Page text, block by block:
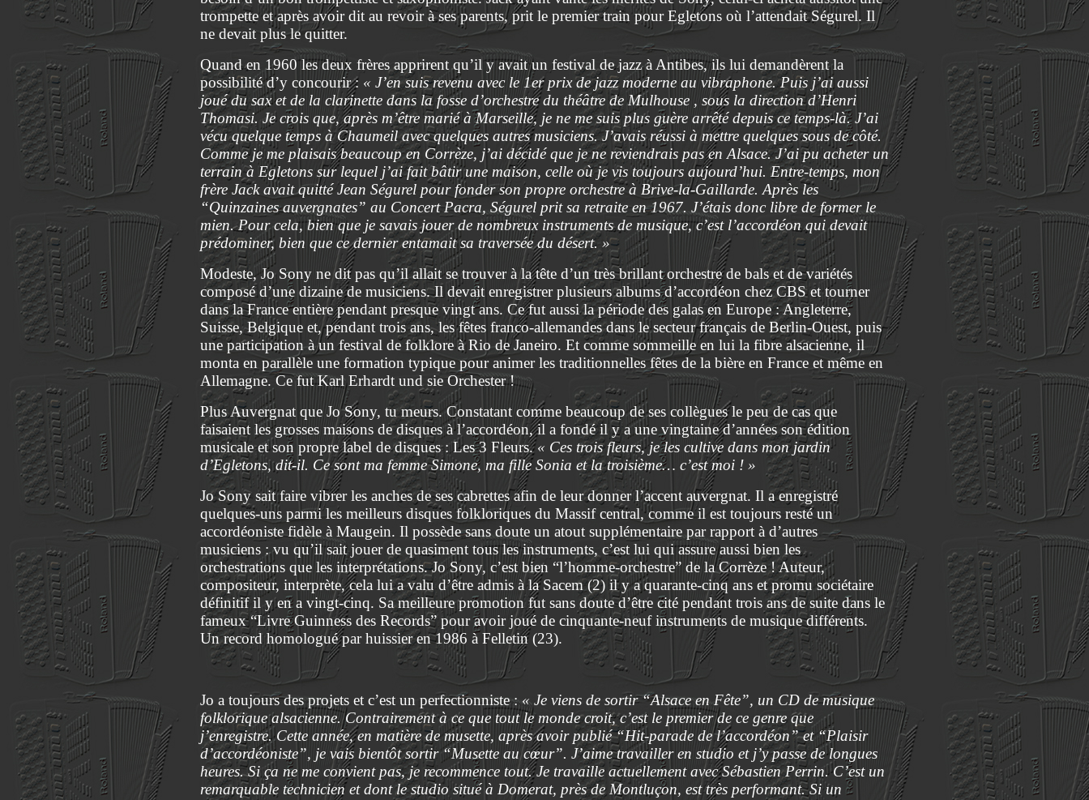
trompette et après avoir dit au revoir à ses parents, prit le premier train pour Egletons où l’attendait Ségurel. Il
ne devait plus le quitter.
Quand en 1960 les deux frères apprirent qu’il y avait un festival de jazz à Antibes, ils lui demandèrent la
possibilité d’y concourir : « J’en suis revenu avec le 1er prix de jazz moderne au vibraphone. Puis j’ai aussi
joué du sax et de la clarinette dans la fosse d’orchestre du théâtre de Mulhouse , sous la direction d’Henri
Thomasi. Je crois que, après m’être marié à Marseille, je ne me suis plus guère arrêté depuis ce temps-là. J’ai
vécu quelque temps à Chaumeil avec quelques autres musiciens. J’avais réussi à mettre quelques sous de côté.
Comme je me plaisais beaucoup en Corrèze, j’ai décidé que je ne reviendrais pas en Alsace. J’ai pu acheter un
terrain à Egletons sur lequel j’ai fait bâtir une maison, celle où je vis toujours aujourd’hui. Entre-temps, mon
frère Jack avait quitté Jean Ségurel pour fonder son propre orchestre à Brive-la-Gaillarde. Après les
“Quinzaines auvergnates” au Concert Pacra, Ségurel prit sa retraite en 1967. J’étais donc libre de former le
mien. Pour cela, bien que je savais jouer de nombreux instruments de musique, c’est l’accordéon qui devait
prédominer, bien que ce dernier entamait sa traversée du désert. »
Modeste, Jo Sony ne dit pas qu’il allait se trouver à la tête d’un très brillant orchestre de bals et de variétés
composé d’une dizaine de musiciens. Il devait enregistrer plusieurs albums d’accordéon chez CBS et tourner
dans la France entière pendant presque vingt ans. Ce fut aussi la période des galas en Europe : Angleterre,
Suisse, Belgique et, pendant trois ans, les fêtes franco-allemandes dans le secteur français de Berlin-Ouest, puis
une participation à un festival de folklore à Rio de Janeiro. Et comme sommeille en lui la fibre alsacienne, il
monta en parallèle une formation typique pour animer les traditionnelles fêtes de la bière en France et même en
Allemagne. Ce fut Karl Erhardt und sie Orchester !
Plus Auvergnat que Jo Sony, tu meurs. Constatant comme beaucoup de ses collègues le peu de cas que
faisaient les grosses maisons de disques à l’accordéon, il a fondé il y a une vingtaine d’années son édition
musicale et son propre label de disques : Les 3 Fleurs.« Ces trois fleurs, je les cultive dans mon jardin
d’Egletons, dit-il. Ce sont ma femme Simone, ma fille Sonia et la troisième… c’est moi ! »
Jo Sony sait faire vibrer les anches de ses cabrettes afin de leur donner l’accent auvergnat. Il a enregistré
quelques-uns parmi les meilleurs disques folkloriques du Massif central, comme il est toujours resté un
accordéoniste fidèle à Maugein. Il possède sans doute un atout supplémentaire par rapport à d’autres
musiciens : vu qu’il sait jouer de quasiment tous les instruments, c’est lui qui assure aussi bien les
orchestrations que les interprétations. Jo Sony, c’est bien “l’homme-orchestre” de la Corrèze ! Auteur,
compositeur, interprète, cela lui a valu d’être admis à la Sacem (2) il y a quarante-cinq ans et promu sociétaire
définitif il y en a vingt-cinq. Sa meilleure promotion fut sans doute d’être cité pendant trois ans de suite dans le
fameux “Livre Guinness des Records” pour avoir joué de cinquante-neuf instruments de musique différents.
Un record homologué par huissier en 1986 à Felletin (23).
Jo a toujours des projets et c’est un perfectionniste :« Je viens de sortir “Alsace en Fête”, un CD de musique
folklorique alsacienne. Contrairement à ce que tout le monde croit, c’est le premier de ce genre que
j’enregistre. Cette année, en matière de musette, après avoir publié “Hit-parade de l’accordéon” et “Plaisir
d’accordéoniste”, je vais bientôt sortir “Musette au cœur”. J’aime travailler en studio et j’y passe de longues
heures. Si ça ne me convient pas, je recommence tout. Je travaille actuellement avec Sébastien Perrin. C’est un
remarquable technicien et dont le studio situé à Domerat, près de Montluçon, est très performant. Si un